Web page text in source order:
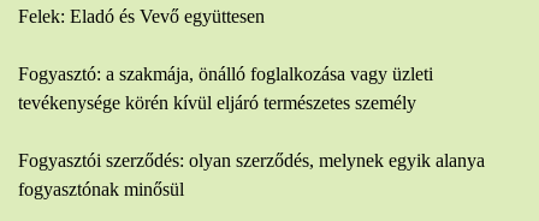
Felek: Eladó és Vevő együttesen
Fogyasztó: a szakmája, önálló foglalkozása vagy üzleti
tevékenysége körén kívül eljáró természetes személy
Fogyasztói szerződés: olyan szerződés, melynek egyik alanya
fogyasztónak minősül